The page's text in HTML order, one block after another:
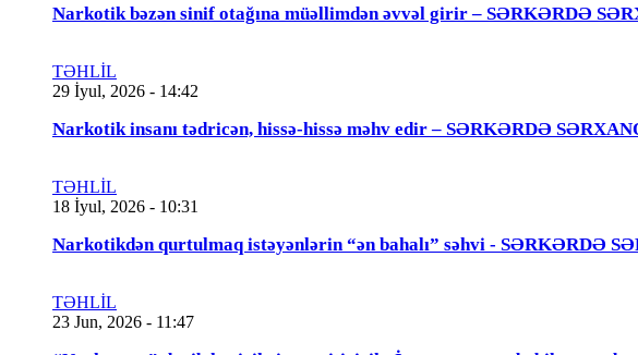
Narkotik bəzən sinif otağına müəllimdən əvvəl girir – SƏRKƏRDƏ
TƏHLİL
29 İyul, 2026 - 14:42
Narkotik insanı tədricən, hissə-hissə məhv edir – SƏRKƏRDƏ
TƏHLİL
18 İyul, 2026 - 10:31
Narkotikdən qurtulmaq istəyənlərin “ən bahalı” səhvi - SƏRKƏRDƏ
TƏHLİL
23 Jun, 2026 - 11:47